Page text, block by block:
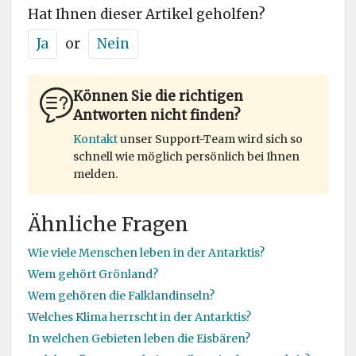
Hat Ihnen dieser Artikel geholfen?
Ja
or Nein
Können Sie die richtigen
Antworten nicht finden?
Kontaktunser Support-Team wird sich so
schnell wie möglich persönlich bei Ihnen
melden.
Ähnliche Fragen
Wie viele Menschen leben in der Antarktis?
Wem gehört Grönland?
Wem gehören die Falklandinseln?
Welches Klima herrscht in der Antarktis?
In welchen Gebieten leben die Eisbären?